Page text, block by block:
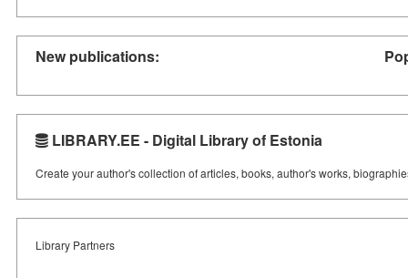
New publications:
LIBRARY.EE - Digital Library of Estonia
Create your author's collection of articles, books, author's works,
Library Partners